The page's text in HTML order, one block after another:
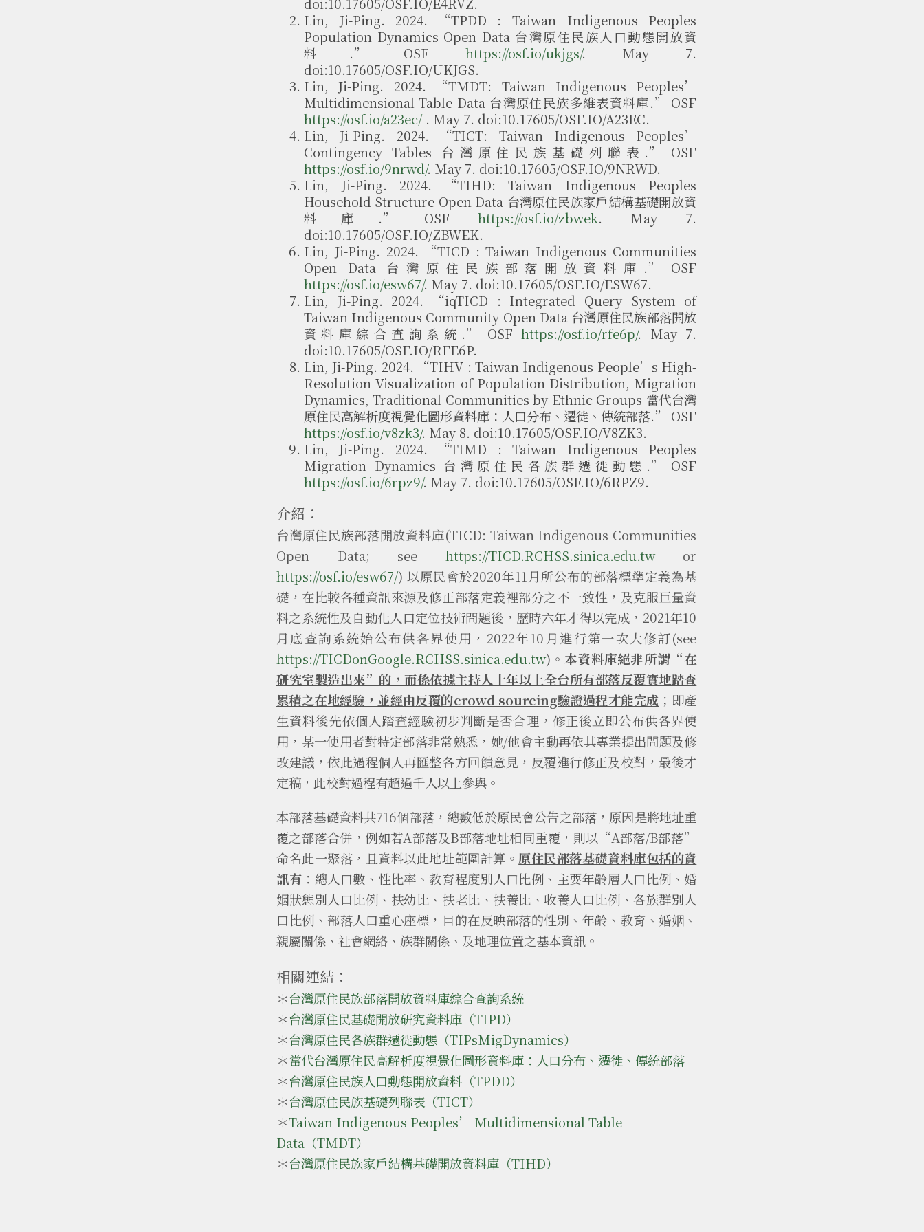
Lin, Ji-Ping. 2024. “TPDD : Taiwan Indigenous Peoples
Population Dynamics Open Data 台灣原住民族人口動態開放資
料.” OSF https://osf.io/ukjgs/. May 7.
doi:10.17605/OSF.IO/UKJGS.
Lin, Ji-Ping. 2024. “TMDT: Taiwan Indigenous Peoples’
Multidimensional Table Data 台灣原住民族多維表資料庫.” OSF
https://osf.io/a23ec/. May 7. doi:10.17605/OSF.IO/A23EC.
Lin, Ji-Ping. 2024. “TICT: Taiwan Indigenous Peoples’
Contingency Tables 台灣原住民族基礎列聯表.” OSF
https://osf.io/9nrwd/. May 7. doi:10.17605/OSF.IO/9NRWD.
Lin, Ji-Ping. 2024. “TIHD: Taiwan Indigenous Peoples
Household Structure Open Data 台灣原住民族家戶結構基礎開放資
料庫.” OSF https://osf.io/zbwek. May 7.
doi:10.17605/OSF.IO/ZBWEK.
Lin, Ji-Ping. 2024. “TICD : Taiwan Indigenous Communities
Open Data 台灣原住民族部落開放資料庫.” OSF
https://osf.io/esw67/. May 7. doi:10.17605/OSF.IO/ESW67.
Lin, Ji-Ping. 2024. “iqTICD : Integrated Query System of
Taiwan Indigenous Community Open Data 台灣原住民族部落開放
資料庫綜合查詢系統.” OSFhttps://osf.io/rfe6p/. May 7.
doi:10.17605/OSF.IO/RFE6P.
Lin, Ji-Ping. 2024. “TIHV : Taiwan Indigenous People’s High-
Resolution Visualization of Population Distribution, Migration
Dynamics, Traditional Communities by Ethnic Groups 當代台灣
原住民高解析度視覺化圖形資料庫：人口分布、遷徙、傳統部落.” OSF
https://osf.io/v8zk3/. May 8. doi:10.17605/OSF.IO/V8ZK3.
Lin, Ji-Ping. 2024. “TIMD : Taiwan Indigenous Peoples
Migration Dynamics 台灣原住民各族群遷徙動態.” OSF
https://osf.io/6rpz9/. May 7. doi:10.17605/OSF.IO/6RPZ9.
介紹：
台灣原住民族部落開放資料庫(TICD: Taiwan Indigenous Communities
Open Data; see https://TICD.RCHSS.sinica.edu.twor
https://osf.io/esw67/) 以原民會於2020年11月所公布的部落標準定義為基
礎，在比較各種資訊來源及修正部落定義裡部分之不一致性，及克服巨量資
料之系統性及自動化人口定位技術問題後，歷時六年才得以完成，2021年10
月底查詢系統始公布供各界使用，2022年10月進行第一次大修訂(see
https://TICDonGoogle.RCHSS.sinica.edu.tw)。 本資料庫絕非所謂“在
研究室製造出來”的，而係依據主持人十年以上全台所有部落反覆實地踏查
累積之在地經驗，並經由反覆的crowd sourcing驗證過程才能完成 ；即產
生資料後先依個人踏查經驗初步判斷是否合理，修正後立即公布供各界使
用，某一使用者對特定部落非常熟悉，她/他會主動再依其專業提出問題及修
改建議，依此過程個人再匯整各方回饋意見，反覆進行修正及校對，最後才
定稿，此校對過程有超過千人以上參與。
本部落基礎資料共716個部落，總數低於原民會公告之部落，原因是將地址重
覆之部落合併，例如若A部落及B部落地址相同重覆，則以“A部落/B部落”
命名此一聚落，且資料以此地址範圍計算。 原住民部落基礎資料庫包括的資
訊有 ：總人口數、性比率、教育程度別人口比例、主要年齡層人口比例、婚
姻狀態別人口比例、扶幼比、扶老比、扶養比、收養人口比例、各族群別人
口比例、部落人口重心座標，目的在反映部落的性別、年齡、教育、婚姻、
親屬關係、社會網絡、族群關係、及地理位置之基本資訊。
相關連結：
＊台灣原住民族部落開放資料庫綜合查詢系統
＊台灣原住民基礎開放研究資料庫（TIPD）
＊台灣原住民各族群遷徙動態（TIPsMigDynamics）
＊當代台灣原住民高解析度視覺化圖形資料庫：人口分布、遷徙、傳統部落
＊台灣原住民族人口動態開放資料（TPDD）
＊台灣原住民族基礎列聯表（TICT）
＊Taiwan Indigenous Peoples’ Multidimensional Table
Data（TMDT）
＊台灣原住民族家戶結構基礎開放資料庫（TIHD）